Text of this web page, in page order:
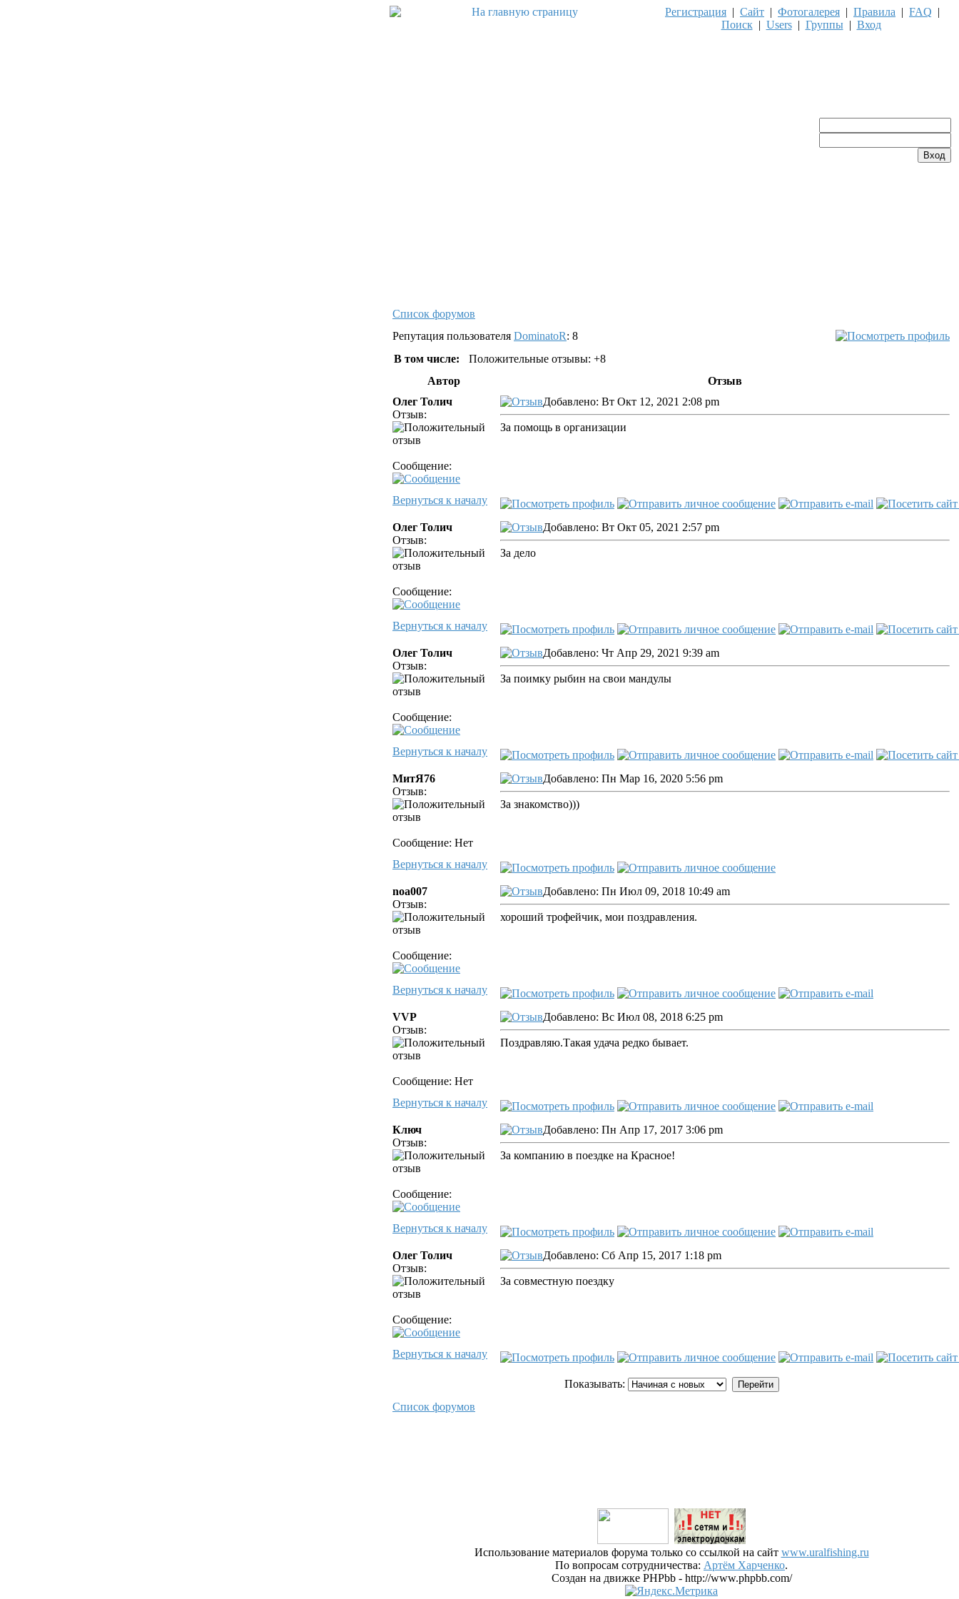
Регистрация | Сайт | Фотогалерея | Правила | FAQ |
Поиск| Users| Группы| Вход
Список форумов
Репутация пользователя DominatoR: 8
В том числе:
Положительные отзывы: +8
Автор
Отзыв
Олег Толич
Отзыв:
Сообщение:
Добавлено: Вт Окт 12, 2021 2:08 pm
За помощь в организации
Вернуться к началу
Олег Толич
Отзыв:
Сообщение:
Добавлено: Вт Окт 05, 2021 2:57 pm
За дело
Вернуться к началу
Олег Толич
Отзыв:
Сообщение:
Добавлено: Чт Апр 29, 2021 9:39 am
За поимку рыбин на свои мандулы
Вернуться к началу
МитЯ76
Отзыв:
Сообщение: Нет
Добавлено: Пн Мар 16, 2020 5:56 pm
За знакомство)))
Вернуться к началу
noa007
Отзыв:
Сообщение:
Добавлено: Пн Июл 09, 2018 10:49 am
хороший трофейчик, мои поздравления.
Вернуться к началу
VVP
Отзыв:
Сообщение: Нет
Добавлено: Вс Июл 08, 2018 6:25 pm
Поздравляю.Такая удача редко бывает.
Вернуться к началу
Ключ
Отзыв:
Сообщение:
Добавлено: Пн Апр 17, 2017 3:06 pm
За компанию в поездке на Красное!
Вернуться к началу
Олег Толич
Отзыв:
Сообщение:
Добавлено: Сб Апр 15, 2017 1:18 pm
За совместную поездку
Вернуться к началу
Показывать:
Список форумов
Использование материалов форума только со ссылкой на сайт www.uralfishing.ru
По вопросам сотрудничества: Артём Харченко.
Создан на движке PHPbb - http://www.phpbb.com/